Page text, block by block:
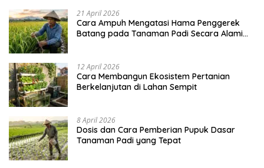
21 April 2026
Cara Ampuh Mengatasi Hama Penggerek
Batang pada Tanaman Padi Secara Alami
12 April 2026
Cara Membangun Ekosistem Pertanian
Berkelanjutan di Lahan Sempit
8 April 2026
Dosis dan Cara Pemberian Pupuk Dasar
Tanaman Padi yang Tepat